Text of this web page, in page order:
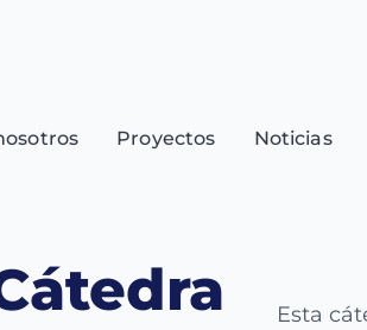
Proyectos Noticias
Esta